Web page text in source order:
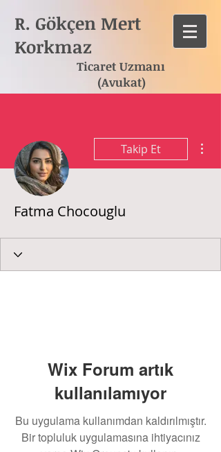
R. Gökçen Mert
Korkmaz
Ticaret Uzmanı
(Avukat)
Takip Et
Fatma Chocouglu
Wix Forum artık
kullanılamıyor
Bu uygulama kullanımdan kaldırılmıştır.
Bir topluluk uygulamasına ihtiyacınız